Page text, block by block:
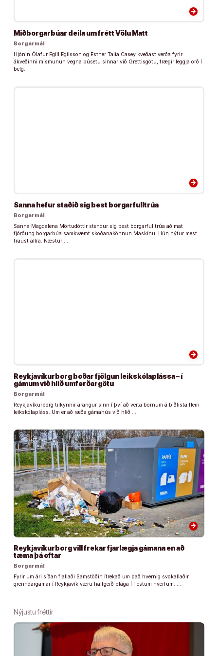
arrow_forward
Miðborgarbúar deila um frétt Völu Matt
Borgarmál
Hjónin Ólafur Egill Egilsson og Esther Talía Casey kveðast verða fyrir
ákveðinni mismunun vegna búsetu sinnar við Grettisgötu, frægir leggja orð í
belg.
arrow_forward
Sanna hefur staðið sig best borgarfulltrúa
Borgarmál
Sanna Magdalena Mörtudóttir stendur sig best borgarfulltrúa að mat
fjórðung borgarbúa samkvæmt skoðanakönnun Maskínu. Hún nýtur mest
traust allra. Næstur …
arrow_forward
Reykjavíkurborg boðar fjölgun leikskólaplássa – í
gámum við hlið umferðargötu
Borgarmál
Reykjavíkurborg tilkynnir árangur sinn í því að veita börnum á biðlista fleiri
leikskólapláss. Um er að ræða gámahús við hlið …
arrow_forward
Reykjavíkurborg vill frekar fjarlægja gámana en að
tæma þá oftar
Borgarmál
Fyrir um ári síðan fjallaði Samstöðin ítrekað um það hvernig svokallaðir
grenndargámar í Reykjavík væru hálfgerð plága í flestum hverfum. …
Nýjustu fréttir